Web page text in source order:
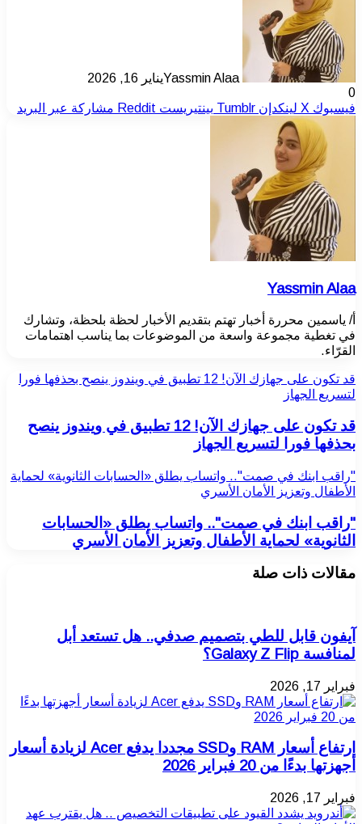
Yassmin Alaaيناير 16, 2026
0
فيسبوك ‫X لينكدإن بينتيريست مشاركة عبر البريد
Yassmin Alaa
أ/ ياسمين محررة أخبار تهتم بتقديم الأخبار لحظة بلحظة، وتشارك
في تغطية مجموعة واسعة من الموضوعات بما يناسب اهتمامات
القرّاء.
قد تكون على جهازك الآن! 12 تطبيق في ويندوز ينصح بحذفها فورا
لتسريع الجهاز
قد تكون على جهازك الآن! 12 تطبيق في ويندوز ينصح
بحذفها فورا لتسريع الجهاز
"راقب ابنك في صمت".. واتساب يطلق «الحسابات الثانوية» لحماية
الأطفال وتعزيز الأمان الأسري
"راقب ابنك في صمت".. واتساب يطلق «الحسابات
الثانوية» لحماية الأطفال وتعزيز الأمان الأسري
مقالات ذات صلة
آيفون قابل للطي بتصميم صدفي.. هل تستعد أبل
لمنافسة Galaxy Z Flip؟
فبراير 17, 2026
ارتفاع أسعار RAM وSSD مجددا يدفع Acer لزيادة أسعار
أجهزتها بدءًا من 20 فبراير 2026
فبراير 17, 2026